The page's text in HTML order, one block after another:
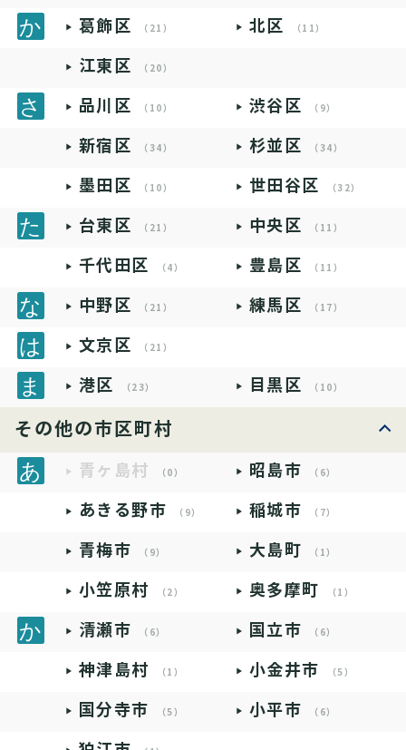
葛飾区 （21） 北区 （11）
江東区 （20）
品川区 （10） 渋谷区 （9）
新宿区 （34） 杉並区 （34）
墨田区 （10） 世田谷区 （32）
台東区 （21） 中央区 （11）
千代田区 （4） 豊島区 （11）
中野区 （21） 練馬区 （17）
文京区 （21）
港区 （23） 目黒区 （10）
その他の市区町村
青ヶ島村 （0） 昭島市 （6）
あきる野市 （9） 稲城市 （7）
青梅市 （9） 大島町 （1）
小笠原村 （2） 奥多摩町 （1）
清瀬市 （6） 国立市 （6）
神津島村 （1） 小金井市 （5）
国分寺市 （5） 小平市 （6）